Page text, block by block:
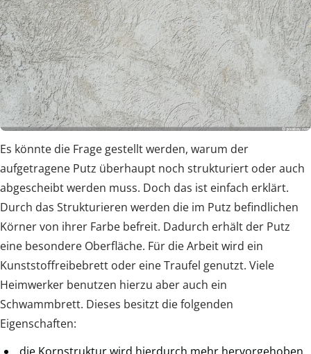
Es könnte die Frage gestellt werden, warum der
aufgetragene Putz überhaupt noch strukturiert oder auch
abgescheibt werden muss. Doch das ist einfach erklärt.
Durch das Strukturieren werden die im Putz befindlichen
Körner von ihrer Farbe befreit. Dadurch erhält der Putz
eine besondere Oberfläche. Für die Arbeit wird ein
Kunststoffreibebrett oder eine Traufel genutzt. Viele
Heimwerker benutzen hierzu aber auch ein
Schwammbrett. Dieses besitzt die folgenden
Eigenschaften: